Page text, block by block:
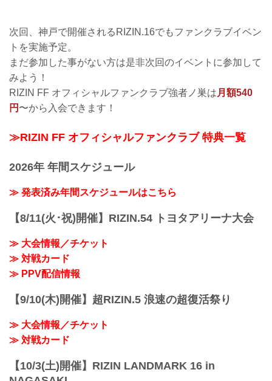
次回、神戸で開催されるRIZIN.16でもファンクラブイベン
トを実施予定。
まだ参加した事がない方は是非次回のイベントに参加して
みよう！
RIZIN FF オフィシャルファンクラブ強者ノ巣は 月額540
円 〜から入会できます！
≫RIZIN FF オフィシャルファンクラブ 特典一覧
2026年 年間スケジュール
≫ 発表済み年間スケジュールはこちら
【8/11(火･祝)開催】RIZIN.54 トヨタアリーナ大会
≫ 大会情報／チケット
≫ 対戦カード
≫ PPV配信情報
【9/10(木)開催】超RIZIN.5 浪速の超復活祭り
≫ 大会情報／チケット
≫ 対戦カード
【10/3(土)開催】RIZIN LANDMARK 16 in